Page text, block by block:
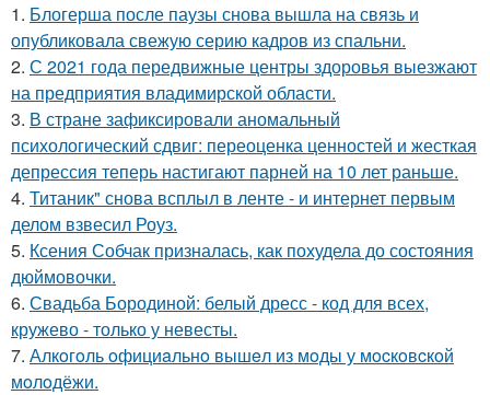
1. Блогерша после паузы снова вышла на связь и
опубликовала свежую серию кадров из спальни.
2. С 2021 года передвижные центры здоровья выезжают
на предприятия владимирской области.
3. В стране зафиксировали аномальный
психологический сдвиг: переоценка ценностей и жесткая
депрессия теперь настигают парней на 10 лет раньше.
4. Титаник" снова всплыл в ленте - и интернет первым
делом взвесил Роуз.
5. Ксения Собчак призналась, как похудела до состояния
дюймовочки.
6. Свадьба Бородиной: белый дресс - код для всех,
кружево - только у невесты.
7. Алкoгoль oфициaльнo вышeл из мoды у мocкoвcкoй
мoлoдёжи.